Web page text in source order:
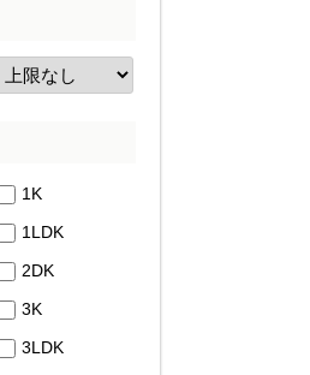
1K
1LDK
2DK
3K
3LDK